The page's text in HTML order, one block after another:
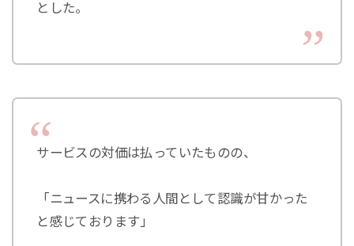
とした。
サービスの対価は払っていたものの、
「ニュースに携わる人間として認識が甘かった
と感じております」